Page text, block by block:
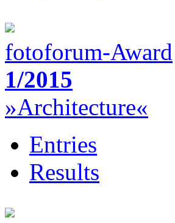
fotoforum-Award
1/2015
»Architecture«
Entries
Results